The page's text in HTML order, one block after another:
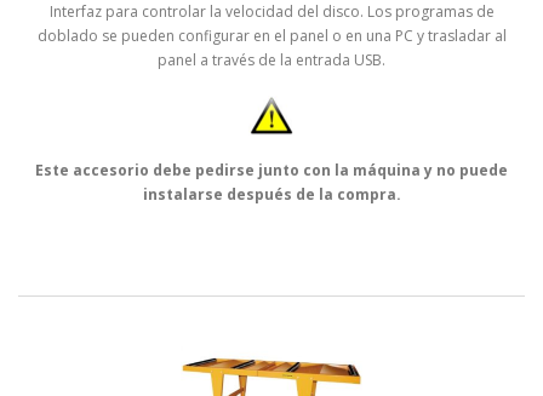
Interfaz para controlar la velocidad del disco. Los programas de
doblado se pueden configurar en el panel o en una PC y trasladar al
panel a través de la entrada USB.
Este accesorio debe pedirse junto con la máquina y no puede
instalarse después de la compra.